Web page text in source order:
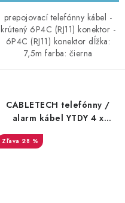
prepojovací telefónny kábel -
krútený 6P4C (RJ11) konektor -
6P4C (RJ11) konektor dĺžka:
7,5m farba: čierna
CABLETECH telefónny /
alarm kábel YTDY 4 x
0,5mm - okrúhly, 100m,
28 %